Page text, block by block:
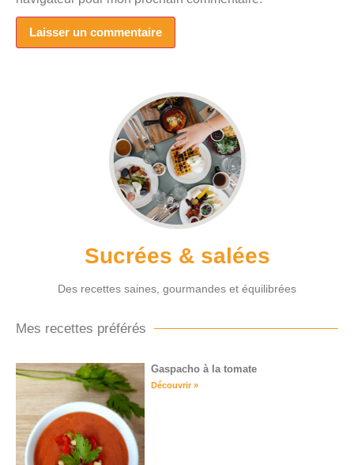
Sucrées & salées
Des recettes saines, gourmandes et équilibrées
Mes recettes préférés
Gaspacho à la tomate
Découvrir »